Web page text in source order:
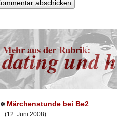
Mehr aus der Rubrik:
dating und
✽ Märchenstunde bei Be2
(12. Juni 2008)